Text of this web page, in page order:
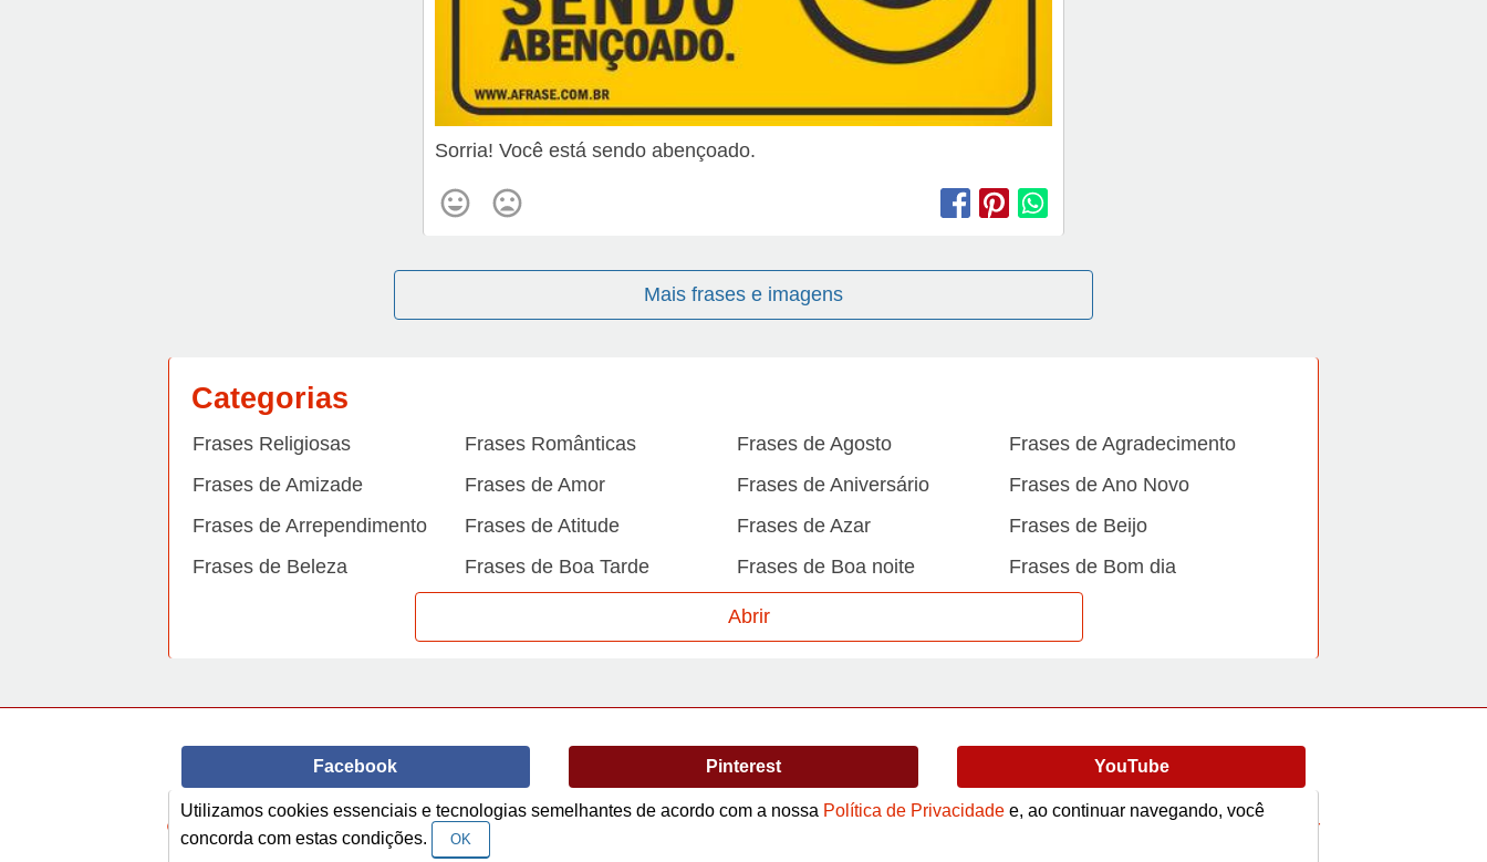
Sorria! Você está sendo abençoado.
Mais frases e imagens
Categorias
Frases Religiosas Frases Românticas Frases de Agosto
Frases de Agradecimento
Frases de Amizade
Frases de Amor Frases de Aniversário
Frases de Ano Novo
Frases de Arrependimento
Frases de Atitude Frases de Azar
Frases de Beijo
Frases de Beleza
Frases de Boa Tarde Frases de Boa noite
Frases de Bom dia
Frases de Caráter
Frases de Desculpa Frases de Dezembro
Frases de Dia Internacional
Frases de Horário de verão
Frases de Humor
Frases de Informática
Frases de Inverno
Frases de Junho Frases de Maio
Frases de Medo
Frases de Motivação
Abrir
Facebook Pinterest YouTube
© Copyright 2014-2022 A Frase. contato@afrase.com.br
Utilizamos cookies essenciais e tecnologias semelhantes de acordo com a nossa Política de Privacidade e, ao continuar navegando, você
concorda com estas condições.
OK